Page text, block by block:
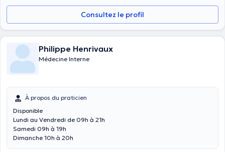
Consultez le profil
Philippe Henrivaux
Médecine Interne
À propos du praticien
Disponible
Lundi au Vendredi de 09h à 21h
Samedi 09h à 19h
Dimanche 10h à 20h